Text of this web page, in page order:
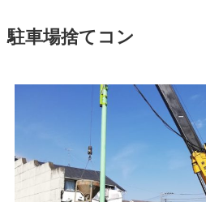
駐車場捨てコン